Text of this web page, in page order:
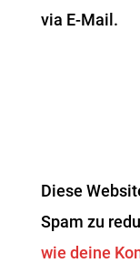
via E-Mail.
Diese
Spam zu
wie deine